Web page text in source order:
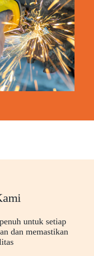
untuk setiap
dan memastikan